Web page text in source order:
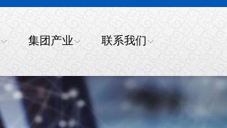
集团产业 联系我们